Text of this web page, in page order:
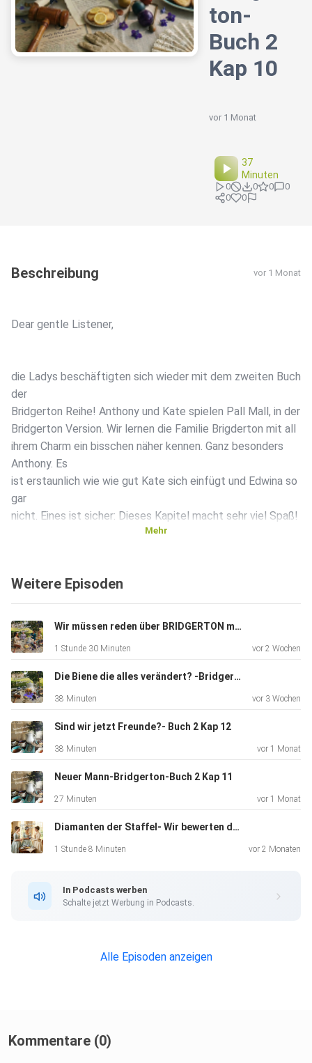
ton-
Buch 2
Kap 10
vor 1 Monat
37
Minuten
0 0 0
0
0
0
Beschreibung vor 1 Monat
Dear gentle Listener,
die Ladys beschäftigten sich wieder mit dem zweiten Buch
der
Bridgerton Reihe! Anthony und Kate spielen Pall Mall, in der
Bridgerton Version. Wir lernen die Familie Brigderton mit all
ihrem Charm ein bisschen näher kennen. Ganz besonders
Anthony. Es
ist erstaunlich wie wie gut Kate sich einfügt und Edwina so
gar
nicht. Eines ist sicher: Dieses Kapitel macht sehr viel Spaß!
Oder was meint Ihr?
Yours truly
Ethel und Philomena
Mehr
Weitere Episoden
Wir müssen reden über BRIDGERTON mit den Patmore´s
1 Stunde 30 Minuten vor 2 Wochen
Die Biene die alles verändert? -Bridgerton Buch2 Kap 13
38 Minuten vor 3 Wochen
Sind wir jetzt Freunde?- Buch 2 Kap 12
38 Minuten vor 1 Monat
Neuer Mann-Bridgerton-Buch 2 Kap 11
27 Minuten vor 1 Monat
Diamanten der Staffel- Wir bewerten die 4 Staffel von Bridgertons
1 Stunde 8 Minuten vor 2 Monaten
In Podcasts werben
Schalte jetzt Werbung in Podcasts.
Alle Episoden anzeigen
Kommentare (0)